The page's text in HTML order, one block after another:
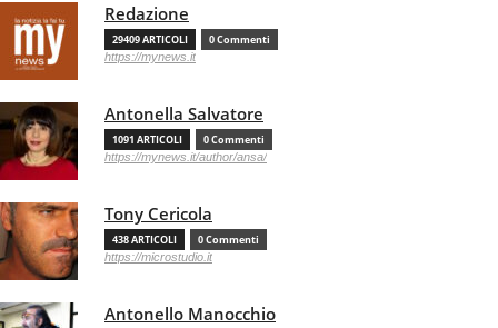
Redazione
29409 ARTICOLI 0 Commenti
https://mynews.it
Antonella Salvatore
1091 ARTICOLI 0 Commenti
https://mynews.it/author/ansa/
Tony Cericola
438 ARTICOLI 0 Commenti
https://microstudio.it
Antonello Manocchio